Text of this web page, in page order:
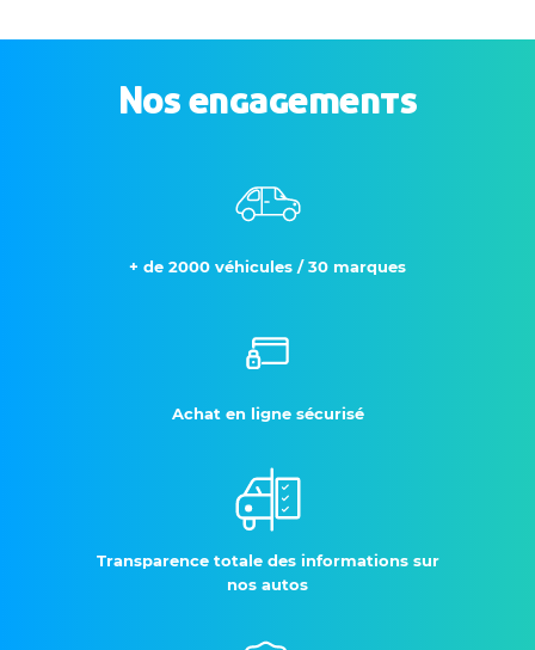
Nos engagements
+ de 2000 véhicules / 30 marques
Achat en ligne sécurisé
Transparence totale des informations sur
nos autos